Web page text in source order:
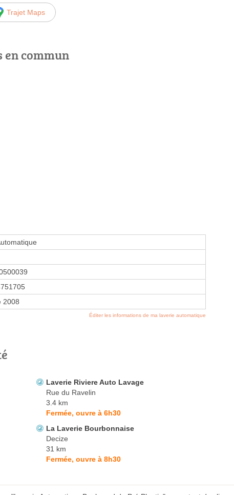
Trajet Maps
commun
2008
Éditer les informations de ma laverie automatique
Laverie Riviere Auto Lavage
Rue du Ravelin
3.4 km
Fermée, ouvre à 6h30
La Laverie Bourbonnaise
Decize
31 km
Fermée, ouvre à 8h30